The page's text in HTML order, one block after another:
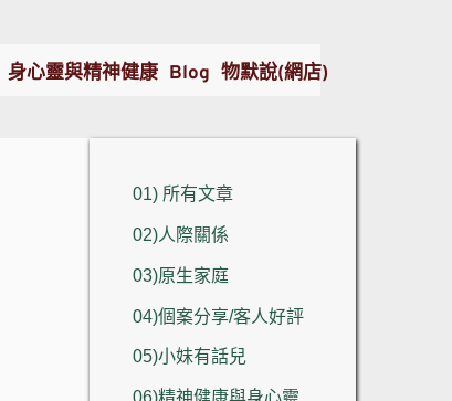
身心靈與精神健康 Blog 物默說(網店)
01) 所有文章
02)人際關係
03)原生家庭
04)個案分享/客人好評
05)小妹有話兒